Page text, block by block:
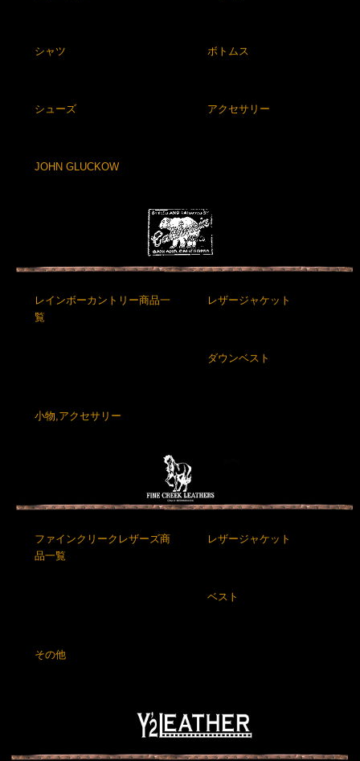
シャツ ボトムス
シューズ アクセサリー
JOHN GLUCKOW
レインボーカントリー商品一
覧
レザージャケット
ダウンベスト
小物,アクセサリー
ファインクリークレザーズ商
品一覧
レザージャケット
ベスト
その他